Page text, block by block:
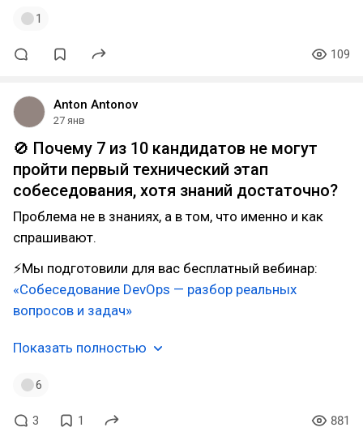
1
109
Anton Antonov
27 янв
🚫 Почему 7 из 10 кандидатов не могут
пройти первый технический этап
собеседования, хотя знаний достаточно?
Проблема не в знаниях, а в том, что именно и как
спрашивают.
⚡Мы подготовили для вас бесплатный вебинар:
«Собеседование DevOps — разбор реальных
вопросов и задач»
Показать полностью
6
3 1 881